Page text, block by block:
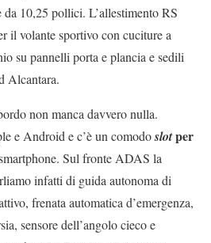
10,25 pollici. L’allestimento RS
il volante sportivo con cuciture a
su pannelli porta e plancia e sedili
Alcantara.
non manca davvero nulla.
e Android e c’è un comodoslotper
Sul fronte ADAS la
infatti di guida autonoma di
frenata automatica d’emergenza,
sensore dell’angolo cieco e